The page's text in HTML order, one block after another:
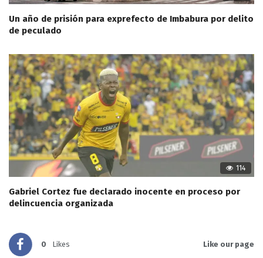
Un año de prisión para exprefecto de Imbabura por delito
de peculado
114
Gabriel Cortez fue declarado inocente en proceso por
delincuencia organizada
0 Likes Like our page